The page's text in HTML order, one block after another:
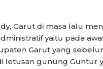
Garut di masa lalu
yaitu pada
Garut yang
letusan gunung Guntur